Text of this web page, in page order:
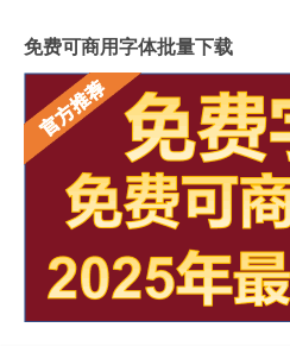
免费可商用字体批量下载